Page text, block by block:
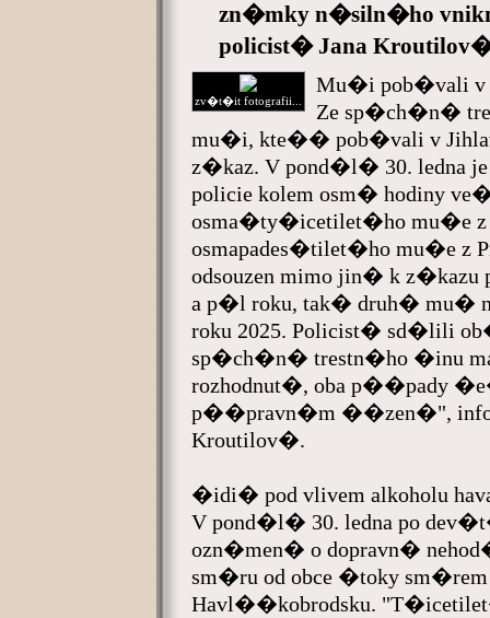
zn�mky n�siln�ho
policist� Jana
zv�t�it fotografii...
Mu�i pob�vali v
Ze sp�ch�n�
mu�i, kte�� pob�vali v
z�kaz. V pond�l� 30. ledna
policie kolem osm� hodiny
osma�ty�icetilet�ho mu�e z
osmapades�tilet�ho mu�e z
odsouzen mimo jin� k z�kazu
a p�l roku, tak� druh� mu�
roku 2025. Policist� sd�lili
sp�ch�n� trestn�ho �inu
rozhodnut�, oba p��pady
p��pravn�m ��zen�",
Kroutilov�.
�idi� pod vlivem alkoholu
V pond�l� 30. ledna po
ozn�men� o dopravn�
sm�ru od obce �toky sm�rem
Havl��kobrodsku.